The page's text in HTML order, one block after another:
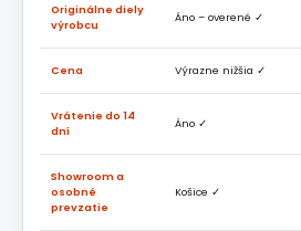
Originálne diely
výrobcu
Áno – overené ✓
Cena Výrazne nižšia ✓
Vrátenie do 14
dní
Áno ✓
Showroom a
osobné
prevzatie
Košice ✓